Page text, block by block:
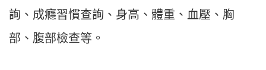
詢、成癮習慣查詢、身高、體重、血壓、胸
部、腹部檢查等。